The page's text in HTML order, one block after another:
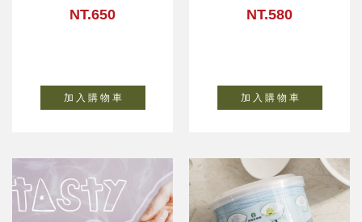
NT.650
加 入 購 物 車
NT.580
加 入 購 物 車